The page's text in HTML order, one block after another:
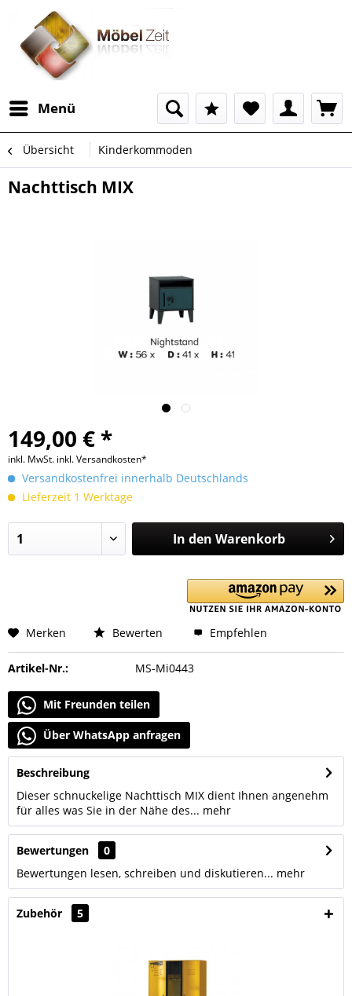
Menü
Übersicht Kinderkommoden
Nachttisch MIX
149,00 € *
inkl. MwSt. inkl. Versandkosten*
Versandkostenfrei innerhalb Deutschlands
Lieferzeit 1 Werktage
In den Warenkorb
Merken Bewerten Empfehlen
Artikel-Nr.: MS-Mi0443
Mit Freunden teilen
Über WhatsApp anfragen
Beschreibung
Dieser schnuckelige Nachttisch MIX dient Ihnen angenehm
für alles was Sie in der Nähe des... mehr
Bewertungen
0
Bewertungen lesen, schreiben und diskutieren... mehr
Zubehör 5